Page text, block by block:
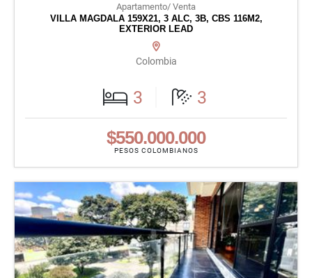
Apartamento/ Venta
VILLA MAGDALA 159X21, 3 ALC, 3B, CBS 116M2,
EXTERIOR LEAD
Colombia
3 3
$550.000.000
PESOS COLOMBIANOS